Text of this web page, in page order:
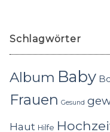
Schlagwörter
Album Baby
Frauen Gesund
Haut Hilfe